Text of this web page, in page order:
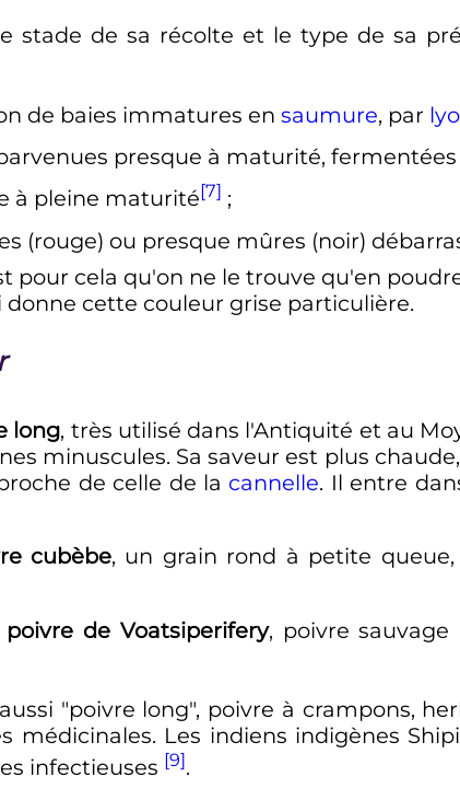
stade de sa récolte et le type de sa
de baies immatures en saumure, par
presque à maturité, fermentées
à pleine maturité[7] ;
(rouge) ou presque mûres (noir)
pour cela qu'on ne le trouve qu'en
cette couleur grise particulière.
long, très utilisé dans l'Antiquité et au
minuscules. Sa saveur est plus
de celle de la cannelle. Il entre
cubèbe, un grain rond à petite
poivre de Voatsiperifery, poivre
"poivre long", poivre à crampons,
médicinales. Les indiens indigènes
infectieuses [9].